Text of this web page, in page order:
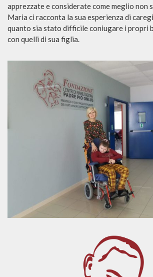
apprezzate e considerate come meglio non
Maria ci racconta la sua esperienza di
quanto sia stato difficile coniugare i propri
con quelli di sua figlia.